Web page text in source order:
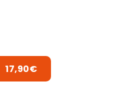
17,90€